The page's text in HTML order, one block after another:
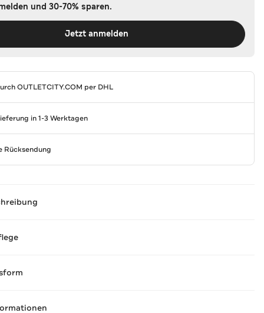
und 30-70% sparen.
Jetzt anmelden
OUTLETCITY.COM per DHL
in 1-3 Werktagen
Rücksendung